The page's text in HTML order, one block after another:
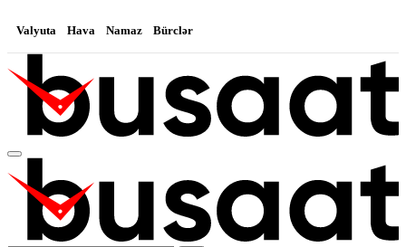
Valyuta Hava Namaz Bürclər